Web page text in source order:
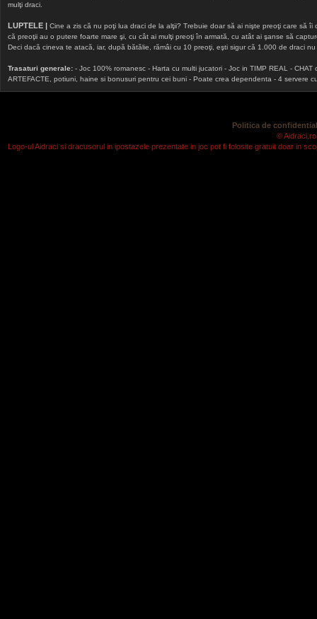
mulţi draci.
LUPTELE | Cine a zis că nu poţi lua draci de la alţii? Trebuie doar să ai nişte preoţi care să
că preoţii au o putere foarte mare şi, cu cât ai mulţi preoţi în armată, cu atât ai şanse să
Deci dacă cineva te atacă, iar, după bătălie, rămâi cu 10 preoţi, eşti sigur că 1.000 de draci
Trasaturi generale: - Joc 100% romanesc - Harta cu multi jucatori - Joc in TIMP REAL -
ARTEFACTE, potiuni, haine si bonusuri pentru cei buni - Poate crea dependenta - 4 servere
Politica de
©
Logo-ul Aidraci si dracusorul in ipostazele prezentate in joc pot fi folosite gratuit doar in